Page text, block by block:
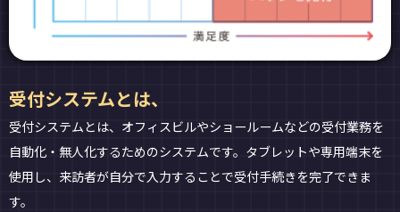
受付システムとは、
受付システムとは、オフィスビルやショールームなどの受付業務を
自動化・無人化するためのシステムです。タブレットや専用端末を
使用し、来訪者が自分で入力することで受付手続きを完了できま
す。